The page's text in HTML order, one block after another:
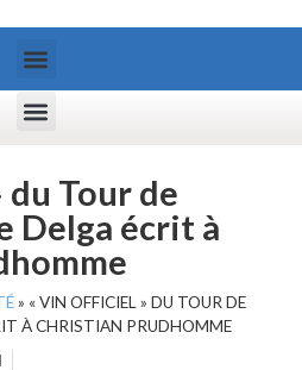
Tour de
Delga écrit à
» « VIN OFFICIEL » DU TOUR DE
À CHRISTIAN PRUDHOMME